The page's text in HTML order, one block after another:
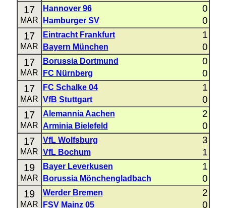
17
MAR
Hannover 96 0
Hamburger SV 0
17
MAR
Eintracht Frankfurt 1
Bayern München 0
17
MAR
Borussia Dortmund 0
FC Nürnberg 0
17
MAR
FC Schalke 04 1
VfB Stuttgart 0
17
MAR
Alemannia Aachen 2
Arminia Bielefeld 0
17
MAR
VfL Wolfsburg 3
VfL Bochum 1
19
MAR
Bayer Leverkusen 1
Borussia Mönchengladbach 0
19
MAR
Werder Bremen 2
FSV Mainz 05 0